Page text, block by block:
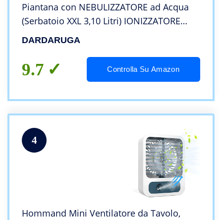
Piantana con NEBULIZZATORE ad Acqua
(Serbatoio XXL 3,10 Litri) IONIZZATORE
ION, ANTIZANZARE Repellente Insetti,
Oscillazione (ROSSO)
DARDARUGA
9.7 Controlla Su Amazon
4
Hommand Mini Ventilatore da Tavolo,